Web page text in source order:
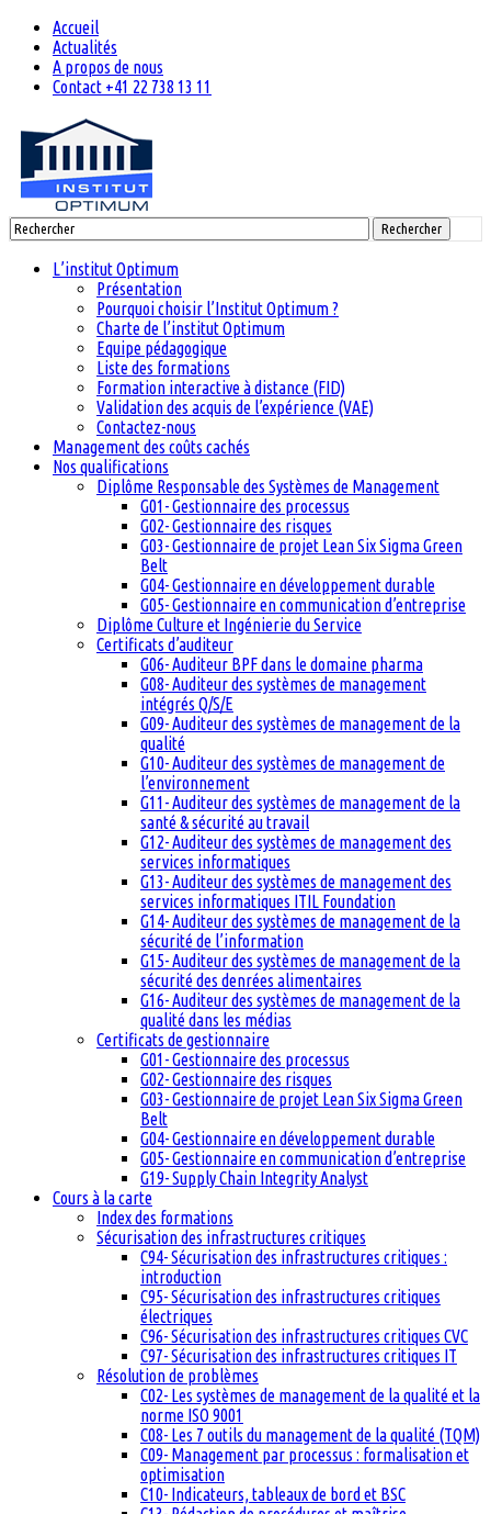
Accueil
Actualités
A propos de nous
Contact +41 22 738 13 11
Rechercher
L’institut Optimum
Présentation
Pourquoi choisir l’Institut Optimum ?
Charte de l’institut Optimum
Equipe pédagogique
Liste des formations
Formation interactive à distance (FID)
Validation des acquis de l’expérience (VAE)
Contactez-nous
Management des coûts cachés
Nos qualifications
Diplôme Responsable des Systèmes de Management
G01- Gestionnaire des processus
G02- Gestionnaire des risques
G03- Gestionnaire de projet Lean Six Sigma Green
Belt
G04- Gestionnaire en développement durable
G05- Gestionnaire en communication d’entreprise
Diplôme Culture et Ingénierie du Service
Certificats d’auditeur
G06- Auditeur BPF dans le domaine pharma
G08- Auditeur des systèmes de management
intégrés Q/S/E
G09- Auditeur des systèmes de management de la
qualité
G10- Auditeur des systèmes de management de
l’environnement
G11- Auditeur des systèmes de management de la
santé & sécurité au travail
G12- Auditeur des systèmes de management des
services informatiques
G13- Auditeur des systèmes de management des
services informatiques ITIL Foundation
G14- Auditeur des systèmes de management de la
sécurité de l’information
G15- Auditeur des systèmes de management de la
sécurité des denrées alimentaires
G16- Auditeur des systèmes de management de la
qualité dans les médias
Certificats de gestionnaire
G01- Gestionnaire des processus
G02- Gestionnaire des risques
G03- Gestionnaire de projet Lean Six Sigma Green
Belt
G04- Gestionnaire en développement durable
G05- Gestionnaire en communication d’entreprise
G19- Supply Chain Integrity Analyst
Cours à la carte
Index des formations
Sécurisation des infrastructures critiques
C94- Sécurisation des infrastructures critiques :
introduction
C95- Sécurisation des infrastructures critiques
électriques
C96- Sécurisation des infrastructures critiques CVC
C97- Sécurisation des infrastructures critiques IT
Résolution de problèmes
C02- Les systèmes de management de la qualité et la
norme ISO 9001
C08- Les 7 outils du management de la qualité (TQM)
C09- Management par processus : formalisation et
optimisation
C10- Indicateurs, tableaux de bord et BSC